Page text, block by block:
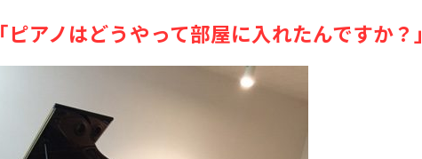
「ピアノはどうやって部屋に入れたんですか？」